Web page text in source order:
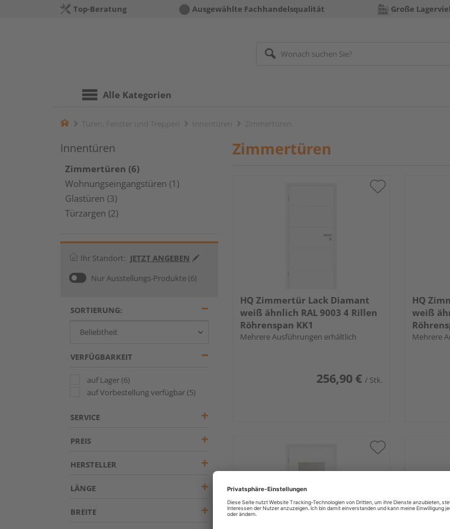
Top-Beratung Ausgewählte Fachhandelsqualität Große
Alle Kategorien
Home
Innentüren
Zimmertüren (6)
Wohnungseingangstüren (1)
Glastüren (3)
Türzargen (2)
Ihr Standort: JETZT ANGEBEN
Nur Ausstellungs-Produkte (6)
SORTIERUNG:
VERFÜGBARKEIT
auf Lager(6)
auf Vorbestellung verfügbar(5)
SERVICE
PREIS
HERSTELLER
LÄNGE
BREITE
Zimmertüren
HQ Zimmertür Lack Diamant
weiß ähnlich RAL 9003 4 Rillen
Röhrenspan KK1
Mehrere Ausführungen erhältlich
256,90 € / Stk.
HQ
weiß
Mehrere